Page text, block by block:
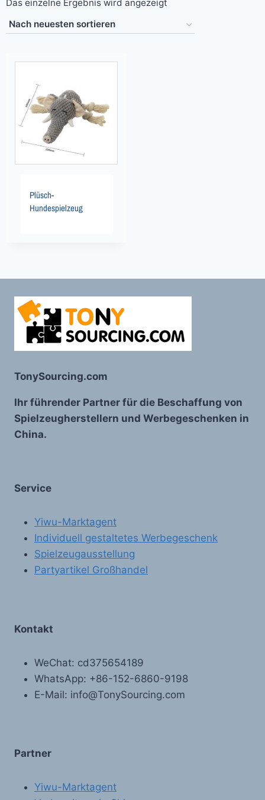
Das einzelne Ergebnis wird angezeigt
Plüsch-
Hundespielzeug
TonySourcing.com
Ihr führender Partner für die Beschaffung von
Spielzeugherstellern und Werbegeschenken in
China.
Service
Yiwu-Marktagent
Individuell gestaltetes Werbegeschenk
Spielzeugausstellung
Partyartikel Großhandel
Kontakt
WeChat: cd375654189
WhatsApp: +86-152-6860-9198
E-Mail: info@TonySourcing.com
Partner
Yiwu-Marktagent